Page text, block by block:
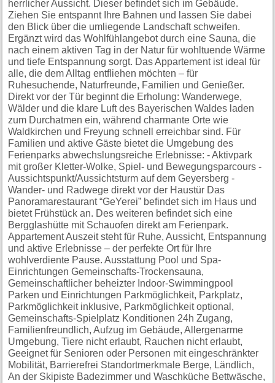
herrlicher Aussicht. Dieser befindet sich im Gebäude.
Ziehen Sie entspannt Ihre Bahnen und lassen Sie dabei
den Blick über die umliegende Landschaft schweifen.
Ergänzt wird das Wohlfühlangebot durch eine Sauna, die
nach einem aktiven Tag in der Natur für wohltuende Wärme
und tiefe Entspannung sorgt. Das Appartement ist ideal für
alle, die dem Alltag entfliehen möchten – für
Ruhesuchende, Naturfreunde, Familien und Genießer.
Direkt vor der Tür beginnt die Erholung: Wanderwege,
Wälder und die klare Luft des Bayerischen Waldes laden
zum Durchatmen ein, während charmante Orte wie
Waldkirchen und Freyung schnell erreichbar sind. Für
Familien und aktive Gäste bietet die Umgebung des
Ferienparks abwechslungsreiche Erlebnisse: - Aktivpark
mit großer Kletter-Wolke, Spiel- und Bewegungsparcours -
Aussichtspunkt/Aussichtsturm auf dem Geyersberg -
Wander- und Radwege direkt vor der Haustür Das
Panoramarestaurant “GeYerei” befindet sich im Haus und
bietet Frühstück an. Des weiteren befindet sich eine
Bergglashütte mit Schauofen direkt am Ferienpark.
Appartement Auszeit steht für Ruhe, Aussicht, Entspannung
und aktive Erlebnisse – der perfekte Ort für Ihre
wohlverdiente Pause. Ausstattung Pool und Spa-
Einrichtungen Gemeinschafts-Trockensauna,
Gemeinschaftlicher beheizter Indoor-Swimmingpool
Parken und Einrichtungen Parkmöglichkeit, Parkplatz,
Parkmöglichkeit inklusive, Parkmöglichkeit optional,
Gemeinschafts-Spielplatz Konditionen 24h Zugang,
Familienfreundlich, Aufzug im Gebäude, Allergenarme
Umgebung, Tiere nicht erlaubt, Rauchen nicht erlaubt,
Geeignet für Senioren oder Personen mit eingeschränkter
Mobilität, Barrierefrei Standortmerkmale Berge, Ländlich,
An der Skipiste Badezimmer und Waschküche Bettwäsche,